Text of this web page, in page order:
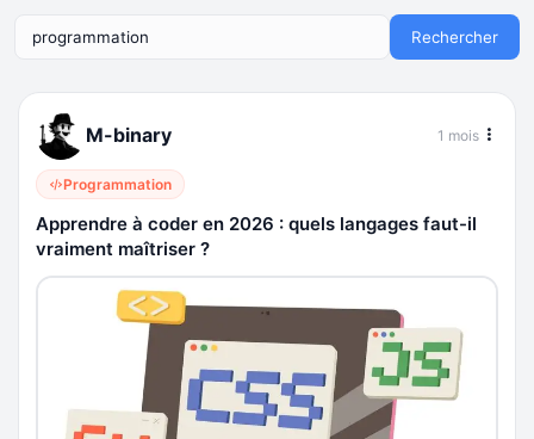
Rechercher
M-binary 1 mois
Programmation
Apprendre à coder en 2026 : quels langages faut-il
vraiment maîtriser ?